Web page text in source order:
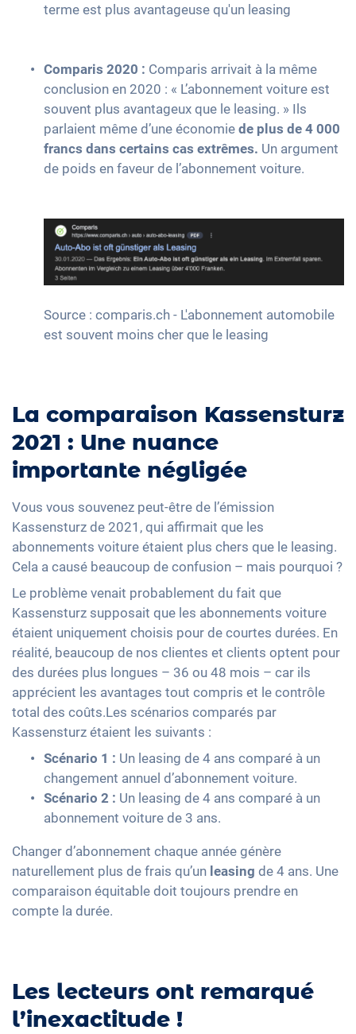
terme est plus avantageuse qu'un leasing
Comparis 2020 : Comparis arrivait à la même
conclusion en 2020 : « L’abonnement voiture est
souvent plus avantageux que le leasing. » Ils
parlaient même d’une économie de plus de 4 000
francs dans certains cas extrêmes. Un argument
de poids en faveur de l’abonnement voiture.
Source : comparis.ch - L'abonnement automobile
est souvent moins cher que le leasing
La comparaison Kassensturz
2021 : Une nuance
importante négligée
Vous vous souvenez peut-être de l’émission
Kassensturz de 2021, qui affirmait que les
abonnements voiture étaient plus chers que le leasing.
Cela a causé beaucoup de confusion – mais pourquoi ?
Le problème venait probablement du fait que
Kassensturz supposait que les abonnements voiture
étaient uniquement choisis pour de courtes durées. En
réalité, beaucoup de nos clientes et clients optent pour
des durées plus longues – 36 ou 48 mois – car ils
apprécient les avantages tout compris et le contrôle
total des coûts.Les scénarios comparés par
Kassensturz étaient les suivants :
Scénario 1 : Un leasing de 4 ans comparé à un
changement annuel d’abonnement voiture.
Scénario 2 : Un leasing de 4 ans comparé à un
abonnement voiture de 3 ans.
Changer d’abonnement chaque année génère
naturellement plus de frais qu’un leasing de 4 ans. Une
comparaison équitable doit toujours prendre en
compte la durée.
Les lecteurs ont remarqué
l’inexactitude !